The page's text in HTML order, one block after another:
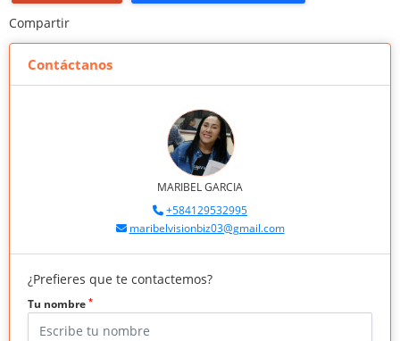
Compartir
Contáctanos
MARIBEL GARCIA
+584129532995
maribelvisionbiz03@gmail.com
¿Prefieres que te contactemos?
Tu nombre *